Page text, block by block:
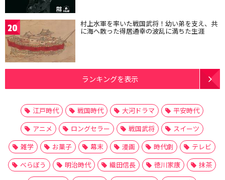
20 村上水軍を率いた戦国武将！幼い弟を支え、共
に海へ散った得居通幸の波乱に満ちた生涯
ランキングを表示
江戸時代 戦国時代 大河ドラマ
平安時代
アニメ
ロングセラー 戦国武将
スイーツ
雑学
お菓子 幕末 漫画 時代劇
テレビ
べらぼう
明治時代 織田信長 徳川家康
抹茶